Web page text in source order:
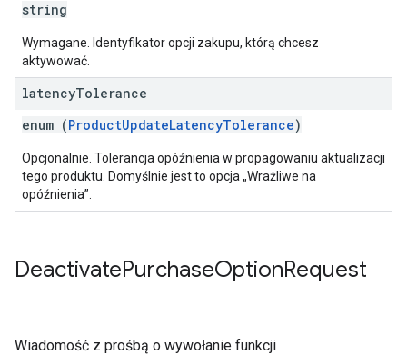
string
Wymagane. Identyfikator opcji zakupu, którą chcesz
aktywować.
latencyTolerance
enum (ProductUpdateLatencyTolerance)
Opcjonalnie. Tolerancja opóźnienia w propagowaniu aktualizacji
tego produktu. Domyślnie jest to opcja „Wrażliwe na
opóźnienia”.
DeactivatePurchaseOptionRequest
Wiadomość z prośbą o wywołanie funkcji